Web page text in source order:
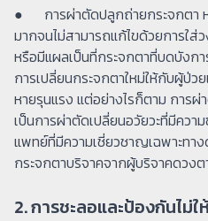
● การผ่าตัดปลูกถ่ายกระจกตา ห
มากจนไม่สามารถแก้ไขด้วยการใส่
หรือมีแผลเป็นที่กระจกตาที่บดบังก
การเปลี่ยนกระจกตาใหม่ให้กับผู้ป่ว
หายรุนแรง แต่อย่างไรก็ตาม การ
เป็นการผ่าตัดเปลี่ยนอวัยวะที่มีคว
แพทย์ที่มีความเชี่ยวชาญเฉพาะทา
กระจกตาบริจาคจากผู้บริจาคดวง
2. การชะลอและป้องกันไม่